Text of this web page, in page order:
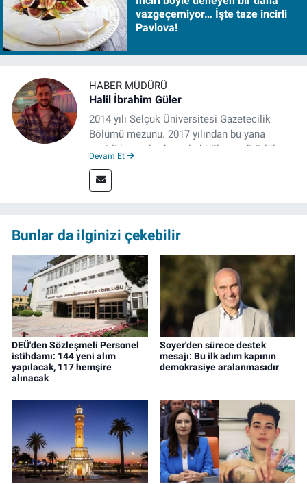
vazgeçemiyor… İşte taze incirli
Pavlova!
HABER MÜDÜRÜ
Halil İbrahim Güler
2014 yılı Selçuk Üniversitesi Gazetecilik
Bölümü mezunu. 2017 yılından bu yana
çeşitli kurumlarda muhabirlik ve editörlük
müdürü olarak devam ediyor.
Devam Et
Bunlar da ilginizi çekebilir
DEÜ'den Sözleşmeli Personel
istihdamı: 144 yeni alım
yapılacak, 117 hemşire
alınacak
Soyer'den sürece destek
mesajı: Bu ilk adım kapının
demokrasiye aralanmasıdır